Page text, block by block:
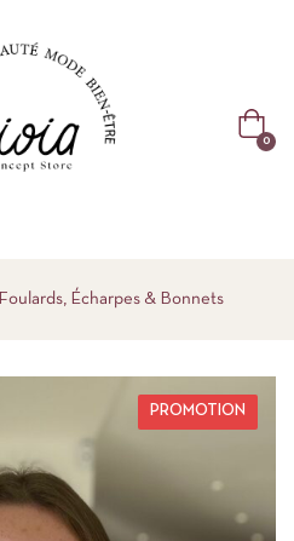
0
Foulards, Écharpes & Bonnets
PROMOTION